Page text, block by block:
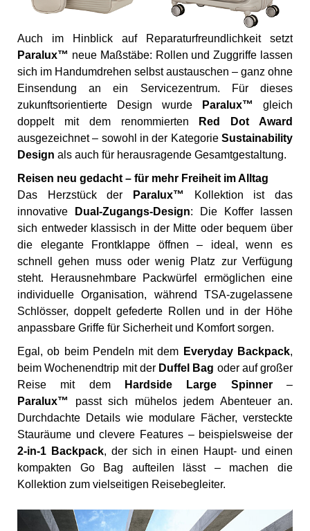
Auch im Hinblick auf Reparaturfreundlichkeit setzt
Paralux™ neue Maßstäbe: Rollen und Zuggriffe lassen
sich im Handumdrehen selbst austauschen – ganz ohne
Einsendung an ein Servicezentrum. Für dieses
zukunftsorientierte Design wurde
Paralux™
gleich
doppelt mit dem renommierten
Red Dot Award
ausgezeichnet – sowohl in der Kategorie Sustainability
Design als auch für herausragende Gesamtgestaltung.
Reisen neu gedacht – für mehr Freiheit im Alltag
Das Herzstück der
Paralux™
Kollektion ist das
innovative
Dual-Zugangs-Design: Die Koffer lassen
sich entweder klassisch in der Mitte oder bequem über
die elegante Frontklappe öffnen – ideal, wenn es
schnell gehen muss oder wenig Platz zur Verfügung
steht. Herausnehmbare Packwürfel ermöglichen eine
individuelle Organisation, während TSA-zugelassene
Schlösser, doppelt gefederte Rollen und in der Höhe
anpassbare Griffe für Sicherheit und Komfort sorgen.
Egal, ob beim Pendeln mit dem Everyday Backpack,
beim Wochenendtrip mit der Duffel Bag oder auf großer
Reise mit dem
Hardside Large Spinner–
Paralux™
passt sich mühelos jedem Abenteuer an.
Durchdachte Details wie modulare Fächer, versteckte
Stauräume und clevere Features – beispielsweise der
2-in-1 Backpack, der sich in einen Haupt- und einen
kompakten Go Bag aufteilen lässt – machen die
Kollektion zum vielseitigen Reisebegleiter.